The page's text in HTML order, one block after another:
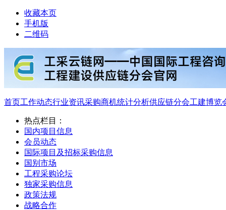
收藏本页
手机版
二维码
首页工作动态行业资讯采购商机统计分析供应链分会工建博览
热点栏目：
国内项目信息
会员动态
国际项目及招标采购信息
国别市场
工程采购论坛
独家采购信息
政策法规
战略合作